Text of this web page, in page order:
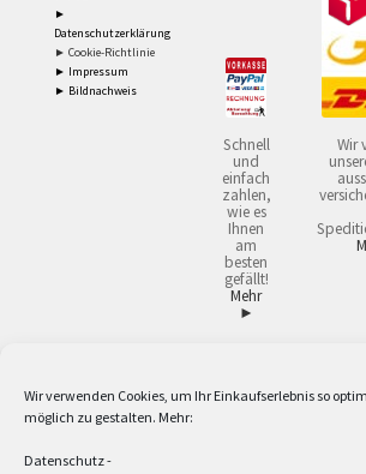
Wir verwenden Cookies, um Ihr Einkaufserlebnis so
möglich zu gestalten. Mehr:
Datenschutz-
►
Datenschutzerklärung
► Cookie-Richtlinie
► Impressum
► Bildnachweis
Schnell
und
einfach
zahlen,
wie es
Ihnen
am
besten
gefällt!
Mehr
►
Wir
2 Lieferzeiten gelten mit Express-24.
Versandkostenfrei ab 59,90 € Nettowarenwert. Inseln